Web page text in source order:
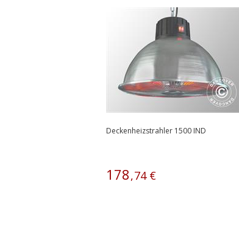
Deckenheizstrahler 1500 IND
178,74€